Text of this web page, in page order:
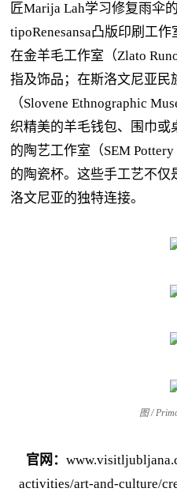
匠Marija Lah学习修复雨伞
tipoRenesansa凸版印刷工
在金羊毛工作室（Zlato
指及饰品；在斯洛文尼亚民
（Slovene Ethnographic
织精美的羊毛钱包、围巾或
的陶艺工作室（SEM
的陶瓷杯。这些手工艺不
洛文尼亚的独特连接。
图 /
官网：
activities/art-and-culture/